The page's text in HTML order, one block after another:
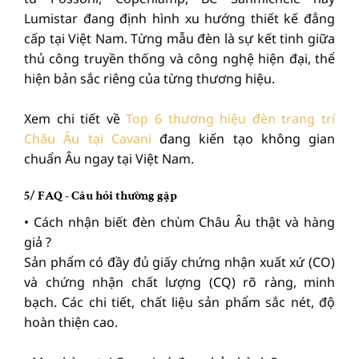
Lumistar đang định hình xu hướng thiết kế đẳng
cấp tại Việt Nam. Từng mẫu đèn là sự kết tinh giữa
thủ công truyền thống và công nghệ hiện đại, thể
hiện bản sắc riêng của từng thương hiệu.
Xem chi tiết vềTop 6 thương hiệu đèn trang trí
Châu Âu tại Cavani đang kiến tạo không gian
chuẩn Âu ngay tại Việt Nam.
5/ FAQ - Câu hỏi thường gặp
• Cách nhận biết đèn chùm Châu Âu thật và hàng
giả ?
Sản phẩm có đầy đủ giấy chứng nhận xuất xứ (CO)
và chứng nhận chất lượng (CQ) rõ ràng, minh
bạch. Các chi tiết, chất liệu sản phẩm sắc nét, độ
hoàn thiện cao.